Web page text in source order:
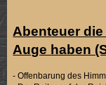
Abenteuer
Auge haben
- Offenbarung des